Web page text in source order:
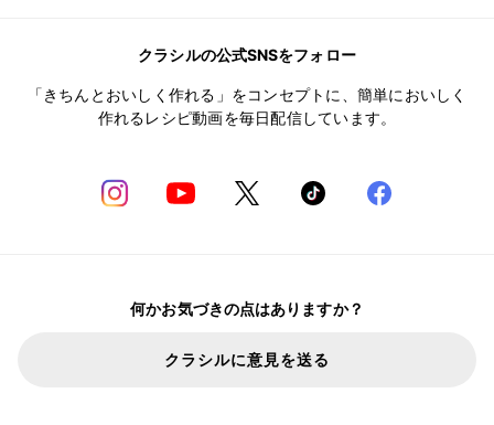
クラシルの公式SNSをフォロー
「きちんとおいしく作れる」をコンセプトに、簡単においしく
作れるレシピ動画を毎日配信しています。
何かお気づきの点はありますか？
クラシルに意見を送る